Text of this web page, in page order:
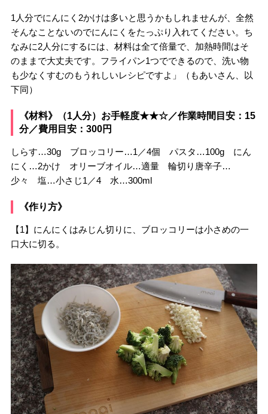
1人分でにんにく2かけは多いと思うかもしれませんが、全然
そんなことないのでにんにくをたっぷり入れてください。ち
なみに2人分にするには、材料は全て倍量で、加熱時間はそ
のままで大丈夫です。フライパン1つでできるので、洗い物
も少なくすむのもうれしいレシピですよ」（もあいさん、以
下同）
《材料》（1人分）お手軽度★★☆／作業時間目安：15
分／費用目安：300円
しらす…30g ブロッコリー…1／4個 パスタ…100g にん
にく…2かけ オリーブオイル…適量 輪切り唐辛子…
少々 塩…小さじ1／4 水…300ml
《作り方》
【1】にんにくはみじん切りに、ブロッコリーは小さめの一
口大に切る。